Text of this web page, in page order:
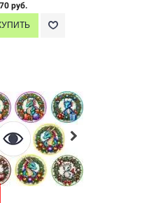
70 руб.